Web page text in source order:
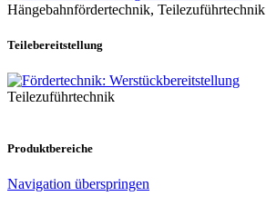
Hängebahnfördertechnik, Teilezuführtechnik
Teilebereitstellung
Teilezuführtechnik
Produktbereiche
Navigation überspringen